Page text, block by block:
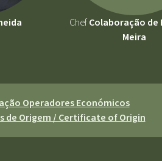
ChefColaboração de
Meira
Operadores Económicos
de Origem / Certificate of Origin